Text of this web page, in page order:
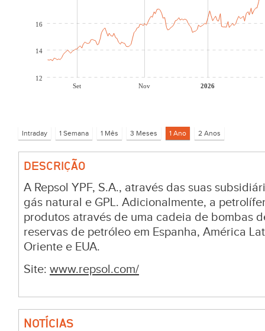
Set Nov 2026
12
14
16
DESCRIÇÃO
A Repsol YPF, S.A., através das suas
gás natural e GPL. Adicionalmente, a
produtos através de uma cadeia de bombas
reservas de petróleo em Espanha, América
Oriente e EUA.
Site: www.repsol.com/
NOTÍCIAS